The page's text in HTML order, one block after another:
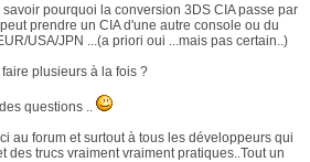
pourquoi la conversion 3DS CIA passe par
prendre un CIA d'une autre console ou du
USA/JPN ...(a priori oui ...mais pas certain..)
faire plusieurs à la fois ?
questions ..
au forum et surtout à tous les développeurs qui
des trucs vraiment vraiment pratiques..Tout un